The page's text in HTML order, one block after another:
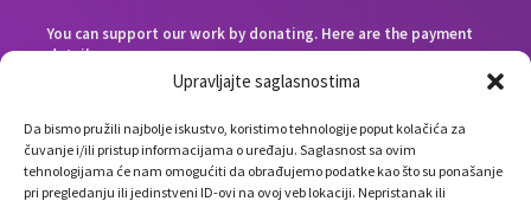
Upravljajte saglasnostima
Da bismo pružili najbolje iskustvo, koristimo tehnologije poput kolačića za
čuvanje i/ili pristup informacijama o uređaju. Saglasnost sa ovim
tehnologijama će nam omogućiti da obrađujemo podatke kao što su ponašanje
pri pregledanju ili jedinstveni ID-ovi na ovoj veb lokaciji. Nepristanak ili
You can support our work by donating. Here are the payment
details:
Beneficiary bank: Raiffeisen Bank d.d. Bosna i Hercegovina,
Zmaja od Bosne 88, 71000 Sarajevo, Bosnia and Herzegovina
End beneficiary: Društvo Nauka i svijet, Envera Šehovića 58,
71000 Sarajevo, Bosnia and Herzegovina
IBAN: BA391610000183780188
SWIFT: RZBABA2S